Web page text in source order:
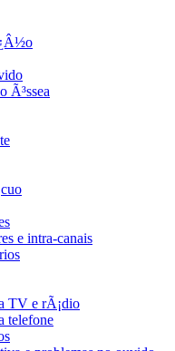
Ã³ssea
e intra-canais
TV e rÃ¡dio
telefone